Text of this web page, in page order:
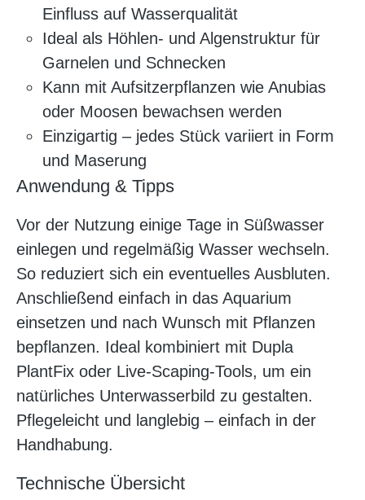
Einfluss auf Wasserqualität
Ideal als Höhlen- und Algenstruktur für
Garnelen und Schnecken
Kann mit Aufsitzerpflanzen wie Anubias
oder Moosen bewachsen werden
Einzigartig – jedes Stück variiert in Form
und Maserung
Anwendung & Tipps
Vor der Nutzung einige Tage in Süßwasser
einlegen und regelmäßig Wasser wechseln.
So reduziert sich ein eventuelles Ausbluten.
Anschließend einfach in das Aquarium
einsetzen und nach Wunsch mit Pflanzen
bepflanzen. Ideal kombiniert mit Dupla
PlantFix oder Live-Scaping-Tools, um ein
natürliches Unterwasserbild zu gestalten.
Pflegeleicht und langlebig – einfach in der
Handhabung.
Technische Übersicht